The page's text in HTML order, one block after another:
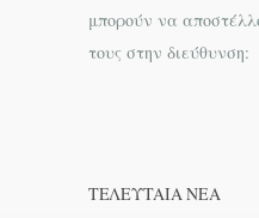
μπορούν να
τους στην διεύθυνση:
ΤΕΛΕΥΤΑΊΑ ΝΕΑ